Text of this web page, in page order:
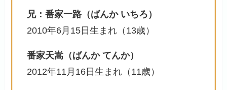
兄：番家一路（ばんか いちろ）
2010年6月15日生まれ（13歳）
番家天嵩（ばんか てんか）
2012年11月16日生まれ（11歳）